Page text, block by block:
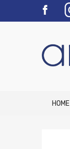
HOME